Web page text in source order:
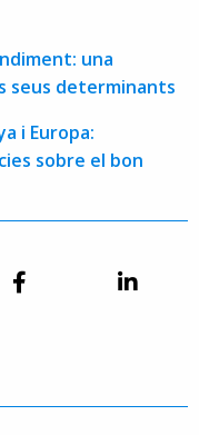
una
seus determinants
i Europa:
sobre el bon